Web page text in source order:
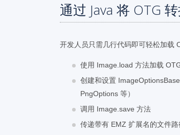
通过 Java 将 OTG
开发人员只需几行代码即可轻松加载
使用 Image.load 方法加载
创建和设置
PngOptions 等）
调用 Image.save 方法
传递带有 EMZ 扩展名的文件